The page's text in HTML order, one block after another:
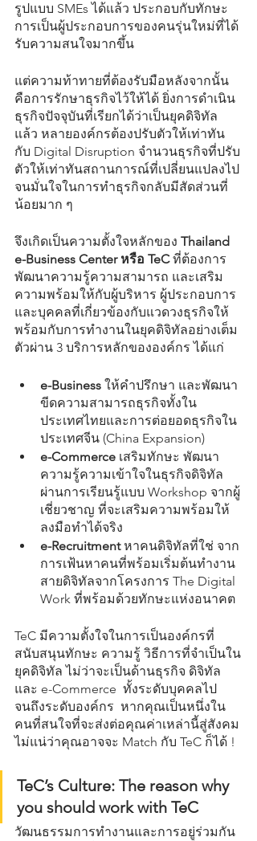
รูปแบบ SMEs ได้แล้ว ประกอบกับทักษะ
การเป็นผู้ประกอบการของคนรุ่นใหม่ที่ได้
รับความสนใจมากขึ้น
แต่ความท้าทายที่ต้องรับมือหลังจากนั้น
คือการรักษาธุรกิจไว้ให้ได้ ยิ่งการดำเนิน
ธุรกิจปัจจุบันที่เรียกได้ว่าเป็นยุคดิจิทัล
แล้ว หลายองค์กรต้องปรับตัวให้เท่าทัน
กับ Digital Disruption จำนวนธุรกิจที่ปรับ
ตัวให้เท่าทันสถานการณ์ที่เปลี่ยนแปลงไป
จนมั่นใจในการทำธุรกิจกลับมีสัดส่วนที่
น้อยมาก ๆ
จึงเกิดเป็นความตั้งใจหลักของ Thailand
e-Business Center หรือ TeC ที่ต้องการ
พัฒนาความรู้ความสามารถ และเสริม
ความพร้อมให้กับผู้บริหาร ผู้ประกอบการ
และบุคคลที่เกี่ยวข้องกับแวดวงธุรกิจให้
พร้อมกับการทำงานในยุคดิจิทัลอย่างเต็ม
ตัวผ่าน 3 บริการหลักขององค์กร ได้แก่
e-Business ให้คำปรึกษา และพัฒนา
ขีดความสามารถธุรกิจทั้งใน
ประเทศไทยและการต่อยอดธุรกิจใน
ประเทศจีน (China Expansion)
e-Commerce เสริมทักษะ พัฒนา
ความรู้ความเข้าใจในธุรกิจดิจิทัล
ผ่านการเรียนรู้แบบ Workshop จากผู้
เชี่ยวชาญ ที่จะเสริมความพร้อมให้
ลงมือทำได้จริง
e-Recruitment หาคนดิจิทัลที่ใช่ จาก
การเฟ้นหาคนที่พร้อมเริ่มต้นทำงาน
สายดิจิทัลจากโครงการ The Digital
Work ที่พร้อมด้วยทักษะแห่งอนาคต
TeC มีความตั้งใจในการเป็นองค์กรที่
สนับสนุนทักษะ ความรู้ วิธีการที่จำเป็นใน
ยุคดิจิทัล ไม่ว่าจะเป็นด้านธุรกิจ ดิจิทัล
และ e-Commerce  ทั้งระดับบุคคลไป
จนถึงระดับองค์กร  หากคุณเป็นหนึ่งใน
คนที่สนใจที่จะส่งต่อคุณค่าเหล่านี้สู่สังคม
ไม่แน่ว่าคุณอาจจะ Match กับ TeC ก็ได้ !
TeC’s Culture: The reason why
you should work with TeC
วัฒนธรรมการทำงานและการอยู่ร่วมกัน